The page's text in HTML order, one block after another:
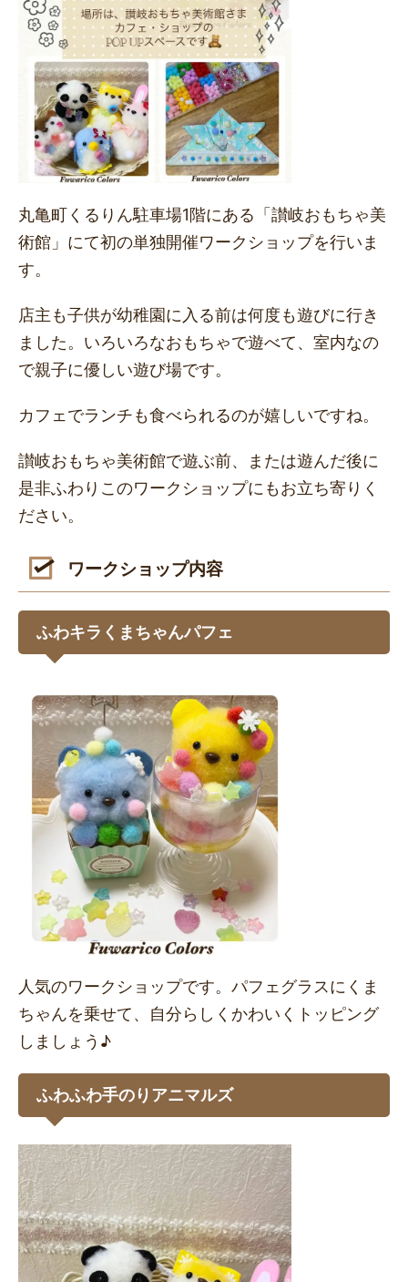
丸亀町くるりん駐車場1階にある「讃岐おもちゃ美
術館」にて初の単独開催ワークショップを行いま
す。
店主も子供が幼稚園に入る前は何度も遊びに行き
ました。いろいろなおもちゃで遊べて、室内なの
で親子に優しい遊び場です。
カフェでランチも食べられるのが嬉しいですね。
讃岐おもちゃ美術館で遊ぶ前、または遊んだ後に
是非ふわりこのワークショップにもお立ち寄りく
ださい。
ワークショップ内容
ふわキラくまちゃんパフェ
人気のワークショップです。パフェグラスにくま
ちゃんを乗せて、自分らしくかわいくトッピング
しましょう♪
ふわふわ手のりアニマルズ